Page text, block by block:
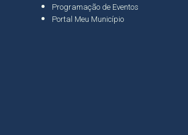
Programação de Eventos
Portal Meu Município